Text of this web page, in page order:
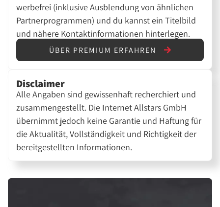
werbefrei (inklusive Ausblendung von ähnlichen
Partnerprogrammen) und du kannst ein Titelbild
und nähere Kontaktinformationen hinterlegen.
ÜBER PREMIUM ERFAHREN
Disclaimer
Alle Angaben sind gewissenhaft recherchiert und
zusammengestellt. Die Internet Allstars GmbH
übernimmt jedoch keine Garantie und Haftung für
die Aktualität, Vollständigkeit und Richtigkeit der
bereitgestellten Informationen.